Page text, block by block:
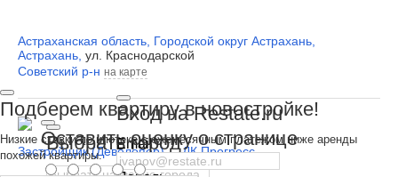
Выбрать город
Вход на Restate.ru
Email
Астраханская область Городской округ Астрахань
Астрахань ул. Краснодарской
Советский р-н на карте
Застройщик (Девелопер) ДК Прогресс
Подберем квартиру в новостройке!
Низкие ставки по ипотеке с ежемесячным платежом ниже аренды
похожей квартиры.
Оставить оценку о странице